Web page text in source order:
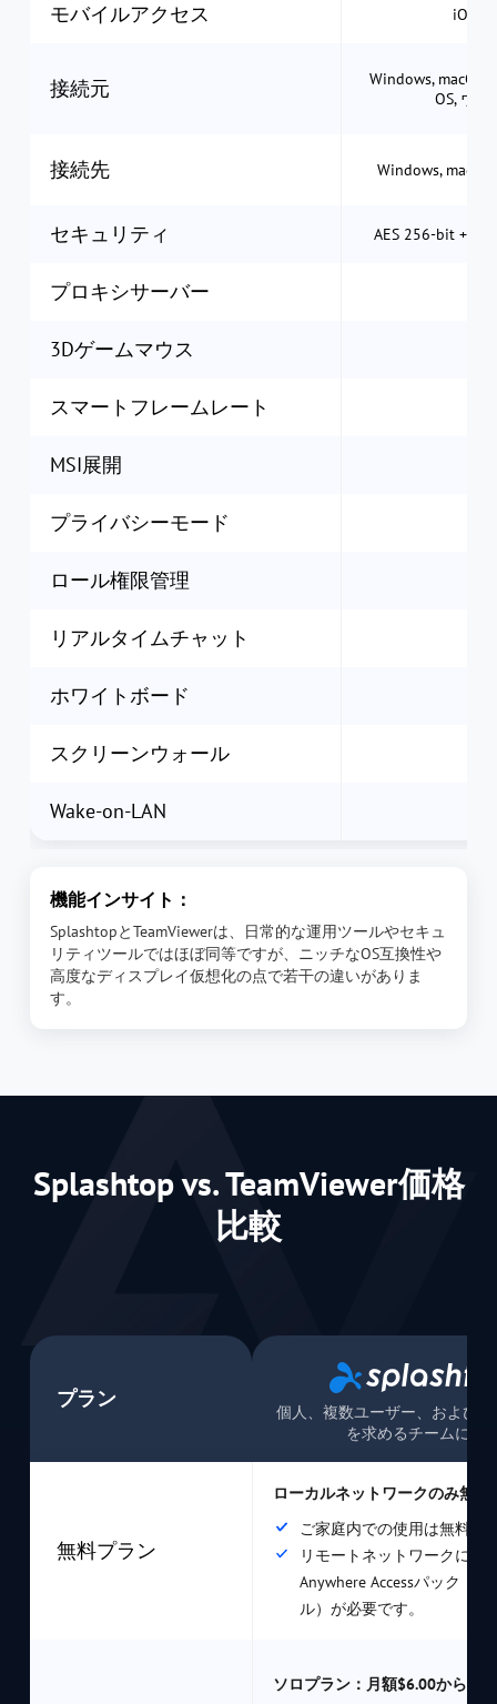
モバイルアクセス iOS
接続元
Windows, macOS,
OS, ウ
接続先 Windows,
セキュリティ AES 256-bit +
プロキシサーバー
3Dゲームマウス
スマートフレームレート
MSI展開
プライバシーモード
ロール権限管理
リアルタイムチャット
ホワイトボード
スクリーンウォール
Wake-on-LAN
機能インサイト：
SplashtopとTeamViewerは、日常的な運用ツールやセキュ
リティツールではほぼ同等ですが、ニッチなOS互換性や
高度なディスプレイ仮想化の点で若干の違いがありま
す。
Splashtop vs. TeamViewer価格
比較
プラン
個人、複数ユーザー、および
を求めるチームに最
無料プラン
ローカルネットワークのみ無料
ご家庭内での使用は無料
リモートネットワークには
Anywhere Accessパック（
ル）が必要です。
ソロプラン：月額$6.00から